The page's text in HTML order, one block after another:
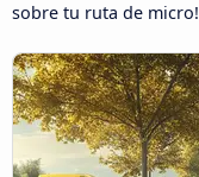
sobre tu ruta de micro!